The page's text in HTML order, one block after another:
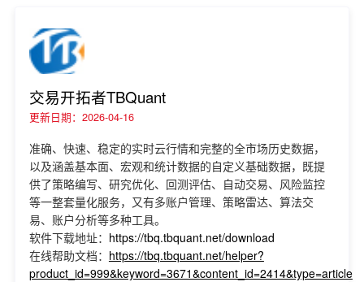
交易开拓者TBQuant
更新日期：2026-04-16
准确、快速、稳定的实时云行情和完整的全市场历史数据，
以及涵盖基本面、宏观和统计数据的自定义基础数据，既提
供了策略编写、研究优化、回测评估、自动交易、风险监控
等一整套量化服务，又有多账户管理、策略雷达、算法交
易、账户分析等多种工具。
软件下载地址： https://tbq.tbquant.net/download
在线帮助文档： https://tbq.tbquant.net/helper?
product_id=999&keyword=3671&content_id=2414&type=article